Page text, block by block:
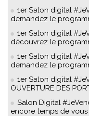
1er Salon digital
demandez le
1er Salon digital
découvrez le
1er Salon digital
demandez le
1er Salon digital
OUVERTURE DES
Salon Digital
encore temps de vous